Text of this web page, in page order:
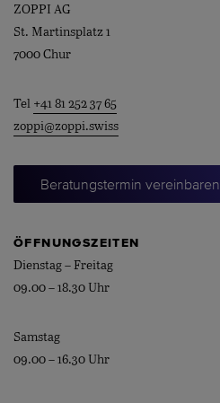
ZOPPI AG
St. Martinsplatz 1
7000 Chur
Tel +41 81 252 37 65
zoppi@zoppi.swiss
Beratungstermin vereinbaren
ÖFFNUNGSZEITEN
Dienstag – Freitag
09.00 – 18.30 Uhr
Samstag
09.00 – 16.30 Uhr